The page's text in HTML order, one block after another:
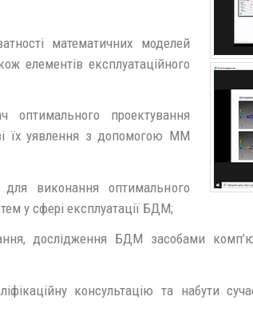
математичних моделей
елементів експлуатаційного
проектування
їх уявлення з допомогою ММ
виконання оптимального
у сфері експлуатації БДМ;
дослідження БДМ засобами
консультацію та набути